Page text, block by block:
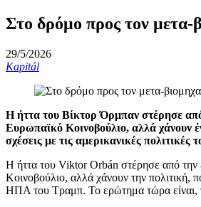
Στο δρόμο προς τον μετα-
29/5/2026
Kapitál
Η ήττα του Βίκτορ Όρμπαν στέρησε
Ευρωπαϊκό Κοινοβούλιο, αλλά χάνουν
σχέσεις με τις αμερικανικές
Η ήττα του Viktor Orbán στέρησε από την
Κοινοβούλιο, αλλά χάνουν την πολιτική,
ΗΠΑ του Τραμπ. Το ερώτημα τώρα είναι,